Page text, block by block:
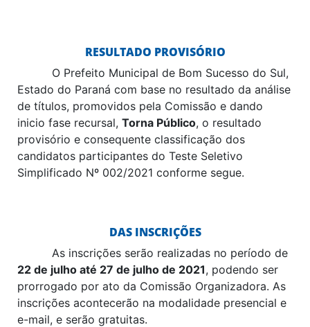
RESULTADO PROVISÓRIO
O Prefeito Municipal de Bom Sucesso do Sul,
Estado do Paraná com base no resultado da análise
de títulos, promovidos pela Comissão e dando
inicio fase recursal, Torna Público, o resultado
provisório e consequente classificação dos
candidatos participantes do Teste Seletivo
Simplificado Nº 002/2021 conforme segue.
DAS INSCRIÇÕES
As inscrições serão realizadas no período de
22 de julho até 27 de julho de 2021, podendo ser
prorrogado por ato da Comissão Organizadora. As
inscrições acontecerão na modalidade presencial e
e-mail, e serão gratuitas.